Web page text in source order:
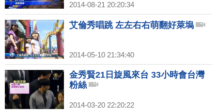
2014-08-21 20:20:34
艾倫秀唱跳 左左右右萌翻好萊塢
2014-05-10 21:34:40
金秀賢21日旋風來台 33小時會台灣
粉絲
2014-03-20 22:20:22